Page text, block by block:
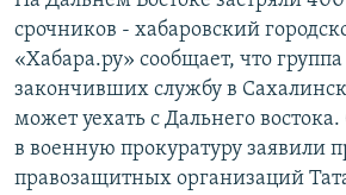
срочников - хабаровский
«Хабара.ру» сообщает, что группа
закончивших службу в
может уехать с Дальнего
в военную прокуратуру заявили
правозащитных организаций